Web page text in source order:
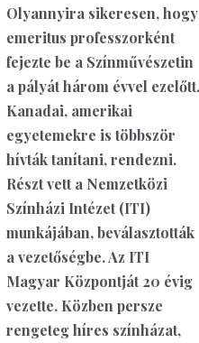
Olyannyira sikeresen, hogy
emeritus professzorként
fejezte be a Színművészetin
a pályát három évvel ezelőtt.
Kanadai, amerikai
egyetemekre is többször
hívták tanítani, rendezni.
Részt vett a Nemzetközi
Színházi Intézet (ITI)
munkájában, beválasztották
a vezetőségbe. Az ITI
Magyar Központját 20 évig
vezette. Közben persze
rengeteg híres színházat,